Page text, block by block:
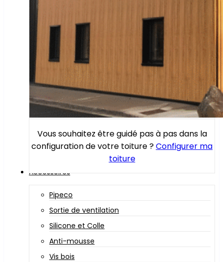
Vous souhaitez être guidé pas à pas dans la
configuration de votre toiture ?Configurer ma
toiture
Accessoires
Pipeco
Sortie de ventilation
Silicone et Colle
Anti-mousse
Vis bois